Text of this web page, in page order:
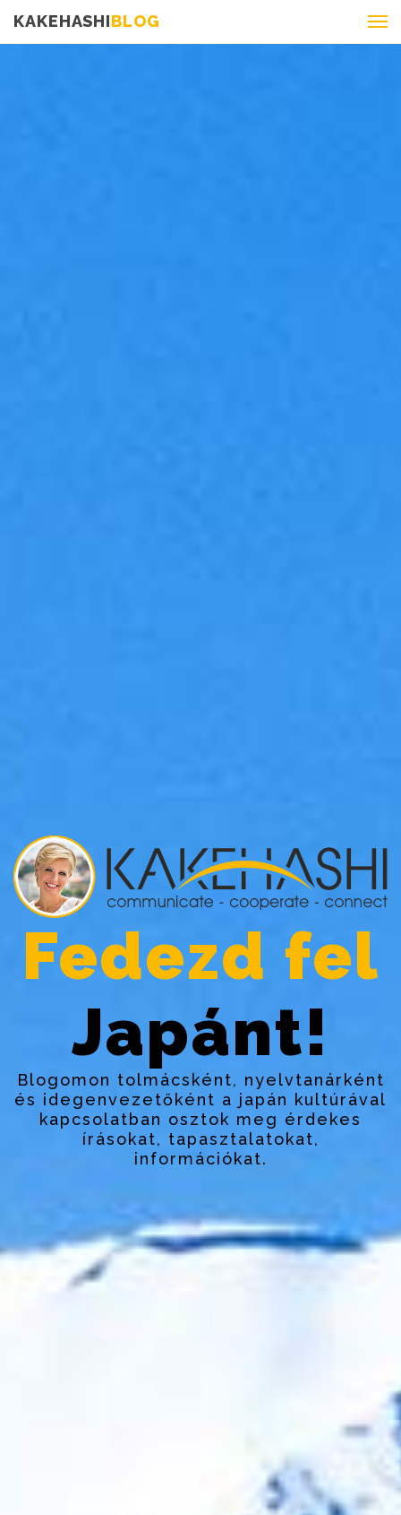
KAKEHASHIBLOG
Fedezd fel
Japánt!
Blogomon tolmácsként, nyelvtanárként
és idegenvezetőként a japán kultúrával
kapcsolatban osztok meg érdekes
írásokat, tapasztalatokat,
információkat.